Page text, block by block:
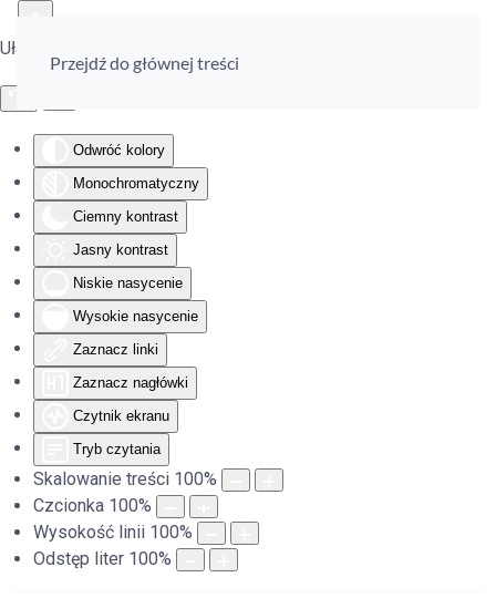
Ułatwienia dostępu
Odwróć kolory
Monochromatyczny
Ciemny kontrast
Jasny kontrast
Niskie nasycenie
Wysokie nasycenie
Zaznacz linki
Zaznacz nagłówki
Czytnik ekranu
Tryb czytania
Skalowanie treści 100%
Czcionka 100%
Wysokość linii 100%
Odstęp liter 100%
Przejdź do głównej treści